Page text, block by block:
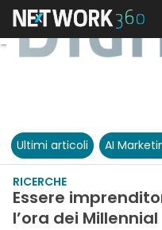
Ultimi articoli AI
RICERCHE
Essere
l’ora dei Millennial